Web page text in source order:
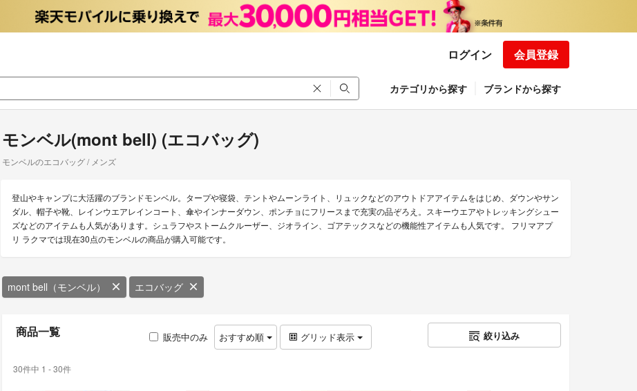
ログイン 会員登録
カテゴリから探す ブランドから探す
モンベル(mont bell) (エコバッグ)
モンベルのエコバッグ / メンズ
登山やキャンプに大活躍のブランドモンベル。タープや寝袋、テントやムーンライト、リュックなどのアウトドアアイテムをはじめ、ダウンやサン
ダル、帽子や靴、レインウエアレインコート、傘やインナーダウン、ポンチョにフリースまで充実の品ぞろえ。スキーウエアやトレッキングシュー
ズなどのアイテムも人気があります。シュラフやストームクルーザー、ジオライン、ゴアテックスなどの機能性アイテムも人気です。 フリマアプ
リ ラクマでは現在30点のモンベルの商品が購入可能です。
mont bell（モンベル） エコバッグ
商品一覧 販売中のみ おすすめ順 グリッド表示 絞り込み
30件中 1 - 30件